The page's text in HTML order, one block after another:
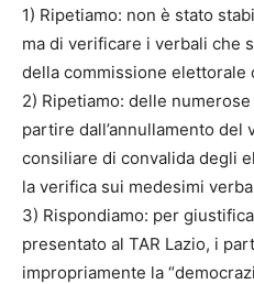
1) Ripetiamo: non è stato
ma di verificare i verbali che
della commissione elettorale
2) Ripetiamo: delle
partire dall’annullamento del
consiliare di convalida degli
la verifica sui medesimi
3) Rispondiamo: per
presentato al TAR Lazio, i
impropriamente la